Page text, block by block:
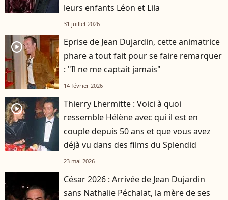
leurs enfants Léon et Lila
31 juillet 2026
player2
Eprise de Jean Dujardin, cette animatrice
phare a tout fait pour se faire remarquer
: "Il ne me captait jamais"
14 février 2026
player2
Thierry Lhermitte : Voici à quoi
ressemble Hélène avec qui il est en
couple depuis 50 ans et que vous avez
déjà vu dans des films du Splendid
23 mai 2026
César 2026 : Arrivée de Jean Dujardin
sans Nathalie Péchalat, la mère de ses